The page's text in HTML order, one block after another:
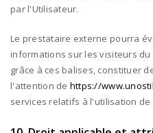
par l'Utilisateur.
Le prestataire externe pourra
informations sur les visiteurs
grâce à ces balises, constituer
l'attention de https://
services relatifs à l'utilisation de